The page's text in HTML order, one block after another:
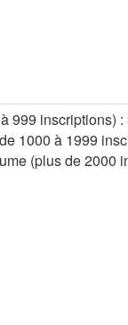
999 inscriptions) :
1000 à 1999
(plus de 2000